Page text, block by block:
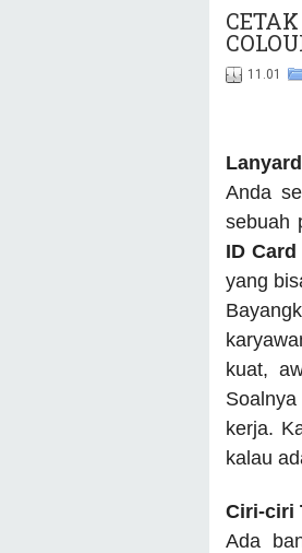
11.01
Anda
sebuah
ID
yang
kuat,
kerja.
kalau
Ciri-ciri
Ada